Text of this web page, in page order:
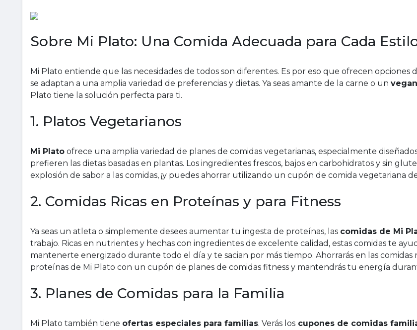
Sobre Mi Plato: Una Comida Adecuada para Cada
Mi Plato entiende que las necesidades de todos son diferentes. Es por eso que ofrecen opciones
se adaptan a una amplia variedad de preferencias y dietas. Ya seas amante de la carne o un vegan
Plato tiene la solución perfecta para ti.
1. Platos Vegetarianos
Mi Plato ofrece una amplia variedad de planes de comidas vegetarianas, especialmente
prefieren las dietas basadas en plantas. Los ingredientes frescos, bajos en carbohidratos y sin
explosión de sabor a las comidas, ¡y puedes ahorrar utilizando un cupón de comida vegetariana
2. Comidas Ricas en Proteínas y para Fitness
Ya seas un atleta o simplemente desees aumentar tu ingesta de proteínas, las comidas de Mi
trabajo. Ricas en nutrientes y hechas con ingredientes de excelente calidad, estas comidas te
mantenerte energizado durante todo el día y te sacian por más tiempo. Ahorrarás en las comidas
proteínas de Mi Plato con un cupón de planes de comidas fitness y mantendrás tu energía
3. Planes de Comidas para la Familia
Mi Plato también tiene ofertas especiales para familias. Verás los cupones de comidas